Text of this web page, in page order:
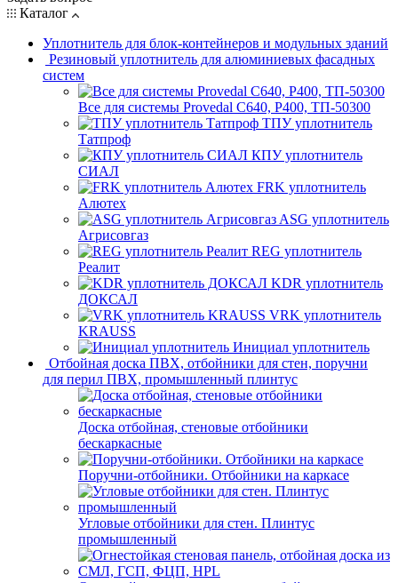
Каталог
Уплотнитель для блок-контейнеров и модульных зданий
Резиновый уплотнитель для алюминиевых фасадных
систем
Все для системы Provedal С640, Р400, ТП-50300
ТПУ уплотнитель
Татпроф
КПУ уплотнитель
СИАЛ
FRK уплотнитель
Алютех
ASG уплотнитель
Агрисовгаз
REG уплотнитель
Реалит
KDR уплотнитель
ДОКСАЛ
VRK уплотнитель
KRAUSS
Инициал уплотнитель
Отбойная доска ПВХ, отбойники для стен, поручни
для перил ПВХ, промышленный плинтус
Доска отбойная, стеновые отбойники
бескаркасные
Поручни-отбойники. Отбойники на каркасе
Угловые отбойники для стен. Плинтус
промышленный